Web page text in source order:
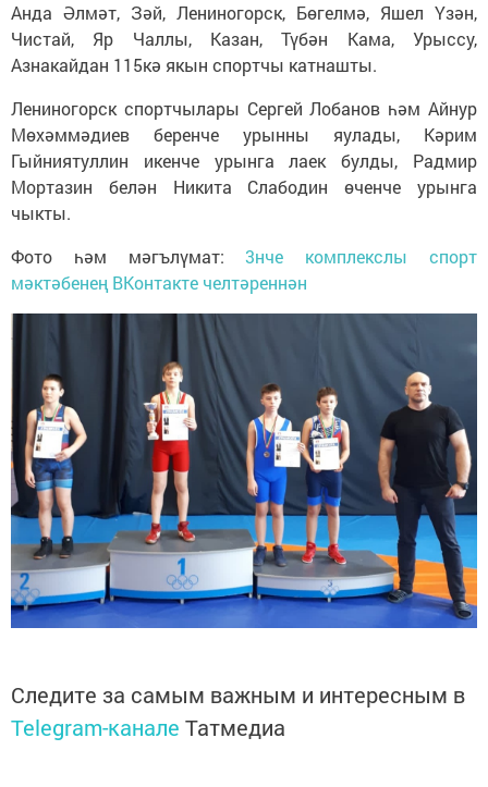
Анда Әлмәт, Зәй, Лениногорск, Бөгелмә, Яшел Үзән,
Чистай, Яр Чаллы, Казан, Түбән Кама, Урыссу,
Азнакайдан 115кә якын спортчы катнашты.
Лениногорск спортчылары Сергей Лобанов һәм Айнур
Мөхәммәдиев беренче урынны яулады, Кәрим
Гыйниятуллин икенче урынга лаек булды, Радмир
Мортазин белән Никита Слабодин өченче урынга
чыкты.
Фото һәм мәгълүмат:3нче комплекслы спорт
мәктәбенең ВКонтакте челтәреннән
Следите за самым важным и интересным в
Telegram-канале Татмедиа